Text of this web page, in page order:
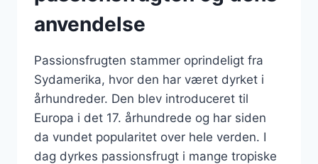
anvendelse
Passionsfrugten stammer oprindeligt fra
Sydamerika, hvor den har været dyrket i
århundreder. Den blev introduceret til
Europa i det 17. århundrede og har siden
da vundet popularitet over hele verden. I
dag dyrkes passionsfrugt i mange tropiske